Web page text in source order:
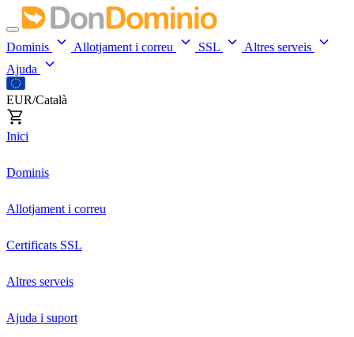
Dominis Allotjament i correu SSL
Altres serveis
Ajuda
EUR/Català
Inici
Dominis
Allotjament i correu
Certificats SSL
Altres serveis
Ajuda i suport